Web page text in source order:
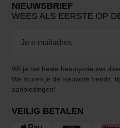
NIEUWSBRIEF
WEES ALS EERSTE OP
Wil je het beste beauty-nieuws
We sturen je de nieuwste trends,
aanbiedingen!
VEILIG BETALEN